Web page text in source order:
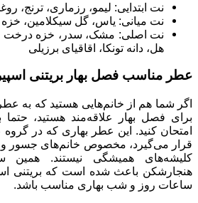
نت ابتدایی: لیمو، رزماری، ترنج،
نت میانی: یاس، گل سیکلامین،
نت اصلی: مشک، سدر، خزه درخت
هل، دانه تونکا، اقاقیای برزیلی
عطر مناسب فصل بهار بریتنی
اگر شما هم از خانم‌هایی هستید که به
برای فصل بهار علاقه‌مند هستید، ‌حتما
امتحان کنید. این عطر بهاری که در
قرار می‌گیرد،‌ مخصوص خانم‌های جسور
کلیشه‌های همیشگی نیستند. همین
هنجارشکن باعث شده است که بریتنی
ساعات روز و شب بهاری مناسب باشد.